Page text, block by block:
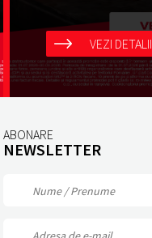
VEZI DETALII
ABONARE
NEWSLETTER